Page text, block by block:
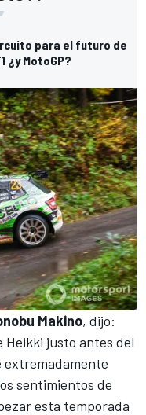
para el futuro de
¿y MotoGP?
Makino, dijo:
Heikki justo antes del
extremadamente
sentimientos de
esta temporada